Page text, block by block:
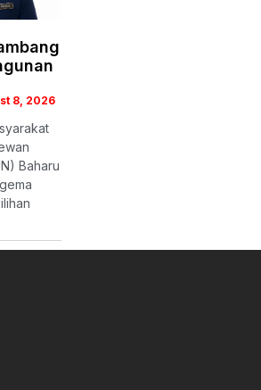
8, 2026
Baharu